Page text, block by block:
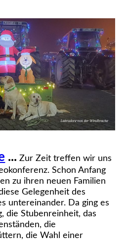
... Zur Zeit treffen wir uns
Schon Anfang
zu ihren neuen Familien
Gelegenheit des
untereinander. Da ging es
die Stubenreinheit, das
die
die Wahl einer